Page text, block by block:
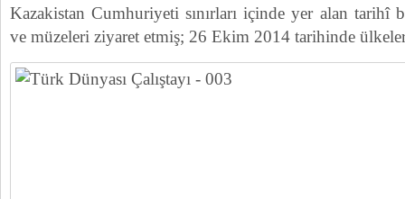
Kazakistan Cumhuriyeti sınırları içinde yer alan tarihî
ve müzeleri ziyaret etmiş; 26 Ekim 2014 tarihinde